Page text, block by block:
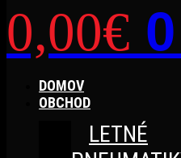
0,00€ 0
DOMOV
OBCHOD
LETNÉ